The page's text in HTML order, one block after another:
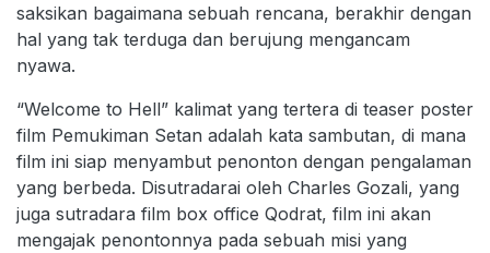
saksikan bagaimana sebuah rencana, berakhir dengan
hal yang tak terduga dan berujung mengancam
nyawa.
“Welcome to Hell” kalimat yang tertera di teaser poster
film Pemukiman Setan adalah kata sambutan, di mana
film ini siap menyambut penonton dengan pengalaman
yang berbeda. Disutradarai oleh Charles Gozali, yang
juga sutradara film box office Qodrat, film ini akan
mengajak penontonnya pada sebuah misi yang